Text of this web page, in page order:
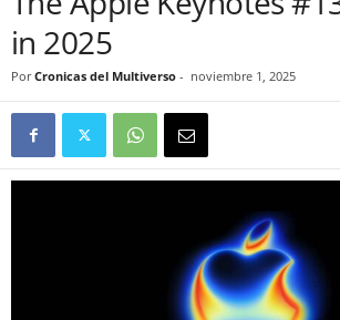
in 2025
Por Cronicas del Multiverso - noviembre 1, 2025